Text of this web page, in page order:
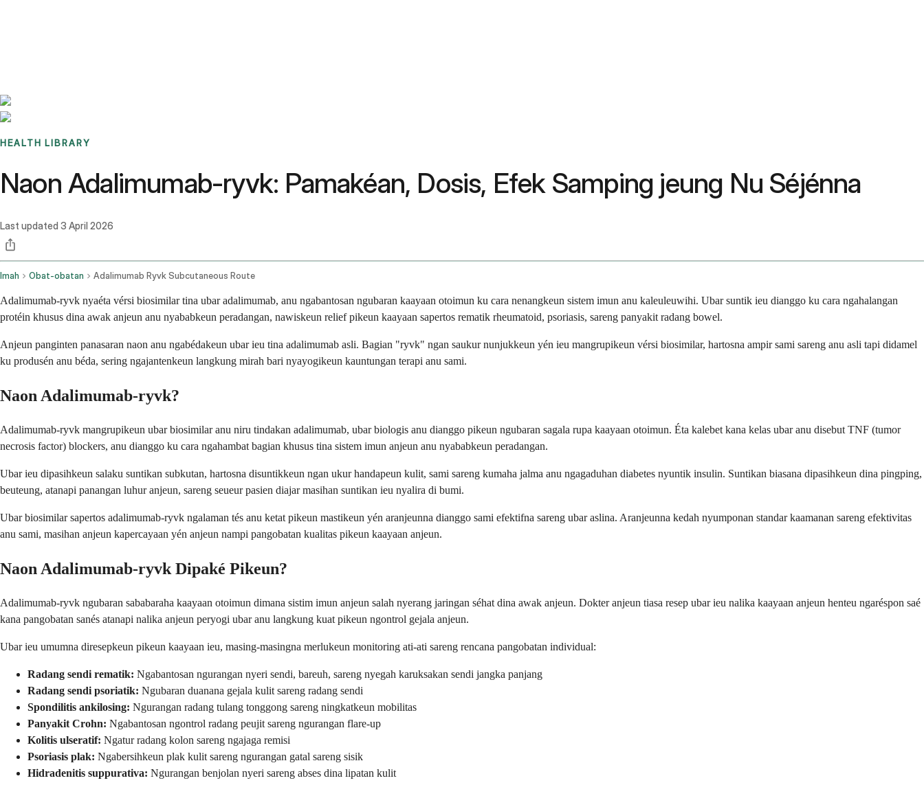
HEALTH LIBRARY
Naon Adalimumab-ryvk: Pamakéan, Dosis, Efek Samping jeung Nu Séjénna
Last updated 3 April 2026
Imah Obat-obatan Adalimumab Ryvk Subcutaneous Route
Adalimumab-ryvk nyaéta vérsi biosimilar tina ubar adalimumab, anu ngabantosan ngubaran kaayaan otoimun ku cara nenangkeun sistem imun anu kaleuleuwihi. Ubar suntik ieu dianggo ku cara ngahalangan
protéin khusus dina awak anjeun anu nyababkeun peradangan, nawiskeun relief pikeun kaayaan sapertos rematik rheumatoid, psoriasis, sareng panyakit radang bowel.
Anjeun panginten panasaran naon anu ngabédakeun ubar ieu tina adalimumab asli. Bagian "ryvk" ngan saukur nunjukkeun yén ieu mangrupikeun vérsi biosimilar, hartosna ampir sami sareng anu asli tapi didamel
ku produsén anu béda, sering ngajantenkeun langkung mirah bari nyayogikeun kauntungan terapi anu sami.
Naon Adalimumab-ryvk?
Adalimumab-ryvk mangrupikeun ubar biosimilar anu niru tindakan adalimumab, ubar biologis anu dianggo pikeun ngubaran sagala rupa kaayaan otoimun. Éta kalebet kana kelas ubar anu disebut TNF (tumor
necrosis factor) blockers, anu dianggo ku cara ngahambat bagian khusus tina sistem imun anjeun anu nyababkeun peradangan.
Ubar ieu dipasihkeun salaku suntikan subkutan, hartosna disuntikkeun ngan ukur handapeun kulit, sami sareng kumaha jalma anu ngagaduhan diabetes nyuntik insulin. Suntikan biasana dipasihkeun dina pingping,
beuteung, atanapi panangan luhur anjeun, sareng seueur pasien diajar masihan suntikan ieu nyalira di bumi.
Ubar biosimilar sapertos adalimumab-ryvk ngalaman tés anu ketat pikeun mastikeun yén aranjeunna dianggo sami efektifna sareng ubar aslina. Aranjeunna kedah nyumponan standar kaamanan sareng efektivitas
anu sami, masihan anjeun kapercayaan yén anjeun nampi pangobatan kualitas pikeun kaayaan anjeun.
Naon Adalimumab-ryvk Dipaké Pikeun?
Adalimumab-ryvk ngubaran sababaraha kaayaan otoimun dimana sistim imun anjeun salah nyerang jaringan séhat dina awak anjeun. Dokter anjeun tiasa resep ubar ieu nalika kaayaan anjeun henteu ngaréspon saé
kana pangobatan sanés atanapi nalika anjeun peryogi ubar anu langkung kuat pikeun ngontrol gejala anjeun.
Ubar ieu umumna diresepkeun pikeun kaayaan ieu, masing-masingna merlukeun monitoring ati-ati sareng rencana pangobatan individual:
Radang sendi rematik: Ngabantosan ngurangan nyeri sendi, bareuh, sareng nyegah karuksakan sendi jangka panjang
Radang sendi psoriatik: Ngubaran duanana gejala kulit sareng radang sendi
Spondilitis ankilosing: Ngurangan radang tulang tonggong sareng ningkatkeun mobilitas
Panyakit Crohn: Ngabantosan ngontrol radang peujit sareng ngurangan flare-up
Kolitis ulseratif: Ngatur radang kolon sareng ngajaga remisi
Psoriasis plak: Ngabersihkeun plak kulit sareng ngurangan gatal sareng sisik
Hidradenitis suppurativa: Ngurangan benjolan nyeri sareng abses dina lipatan kulit